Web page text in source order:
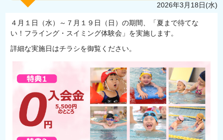
2026年3月18日(水)
４月１日（水）～７月１９日（日）の期間、「夏まで待てな
い！フライング・スイミング体験会」を実施します。
詳細な実施日はチラシを御覧ください。